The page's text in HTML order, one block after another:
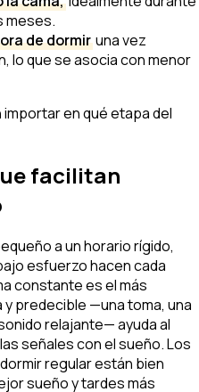
meses.
de dormiruna vez
lo que se asocia con menor
en qué etapa del
facilitan
a un horario rígido,
esfuerzo hacen cada
constante es el más
predecible —una toma, una
relajante— ayuda al
señales con el sueño. Los
regular están bien
sueño y tardes más